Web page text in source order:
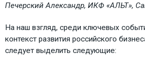
Печерский Александр, ИКФ «АЛЬТ»,
На наш взгляд, среди ключевых
контекст развития российского
следует выделить следующие: